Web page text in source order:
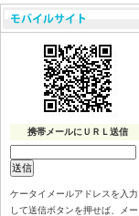
携帯メールにＵＲＬ送信
ケータイメールアドレスを入力
して送信ボタンを押せば、メー